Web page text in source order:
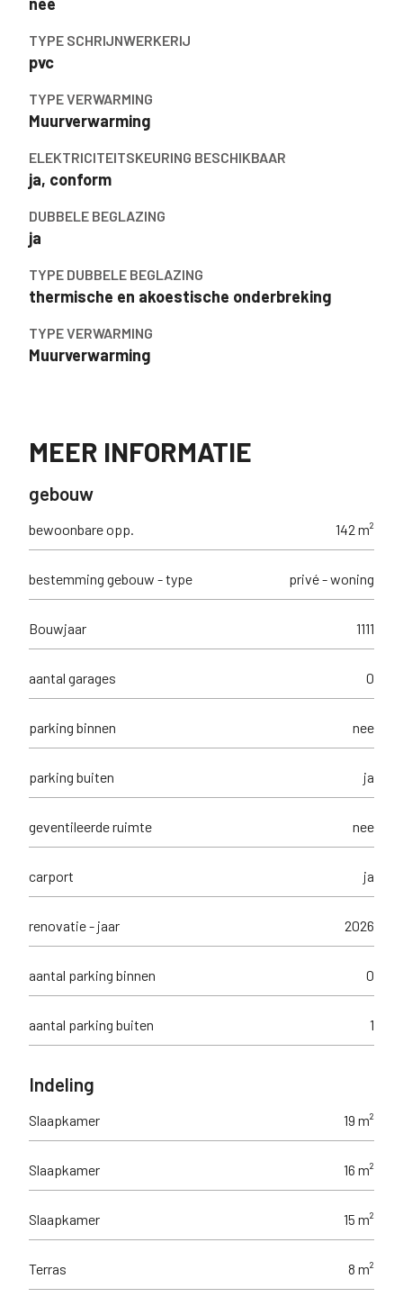
TYPE SCHRIJNWERKERIJ
pvc
TYPE VERWARMING
Muurverwarming
ELEKTRICITEITSKEURING BESCHIKBAAR
ja, conform
DUBBELE BEGLAZING
ja
TYPE DUBBELE BEGLAZING
thermische en akoestische onderbreking
TYPE VERWARMING
Muurverwarming
MEER INFORMATIE
gebouw
bewoonbare opp. 142 m²
bestemming gebouw - type privé - woning
Bouwjaar 1111
aantal garages 0
parking binnen nee
parking buiten ja
geventileerde ruimte nee
carport ja
renovatie - jaar 2026
aantal parking binnen 0
aantal parking buiten 1
Indeling
Slaapkamer 19 m²
Slaapkamer 16 m²
Slaapkamer 15 m²
Terras 8 m²